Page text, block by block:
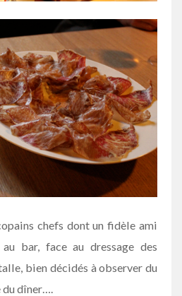
chefs dont un fidèle ami
bar, face au dressage des
bien décidés à observer du
du dîner….